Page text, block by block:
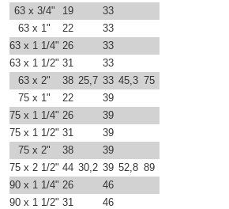
63 x 3/4"
19
33
63 x 1"
22
33
63 x 1 1/4" 26
33
63 x 1 1/2" 31
33
63 x 2"
38 25,7 33 45,3 75
75 x 1"
22
39
75 x 1 1/4" 26
39
75 x 1 1/2" 31
39
75 x 2"
38
39
75 x 2 1/2" 44 30,2 39 52,8 89
90 x 1 1/4" 26
46
90 x 1 1/2" 31
46